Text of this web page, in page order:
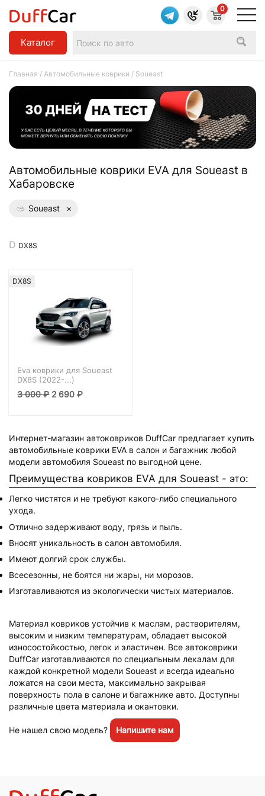
Каталог
0
Главная / Автомобильные коврики / Soueast
Aвтомобильные коврики EVA для Soueast в
Хабаровске
Soueast ×
DX8S
DX8S
Eva коврики для Soueast
DX8S (2022-...)
3 000₽ 2 690₽
Интернет-магазин автоковриков DuffCar предлагает купить
автомобильные коврики EVA в салон и багажник любой
модели автомобиля Soueast по выгодной цене.
Преимущества ковриков EVA для Soueast - это:
Легко чистятся и не требуют какого-либо специального
ухода.
Отлично задерживают воду, грязь и пыль.
Вносят уникальность в салон автомобиля.
Имеют долгий срок службы.
Всесезонны, не боятся ни жары, ни морозов.
Изготавливаются из экологически чистых материалов.
Материал ковриков устойчив к маслам, растворителям,
высоким и низким температурам, обладает высокой
износостойкостью, легок и эластичен. Все автоковрики
DuffCar изготавливаются по специальным лекалам для
каждой конкретной модели Soueast и всегда идеально
ложатся на свои места, максимально закрывая
поверхность пола в салоне и багажнике авто. Доступны
различные цвета материала и окантовки.
Не нашел свою модель? Напишите нам